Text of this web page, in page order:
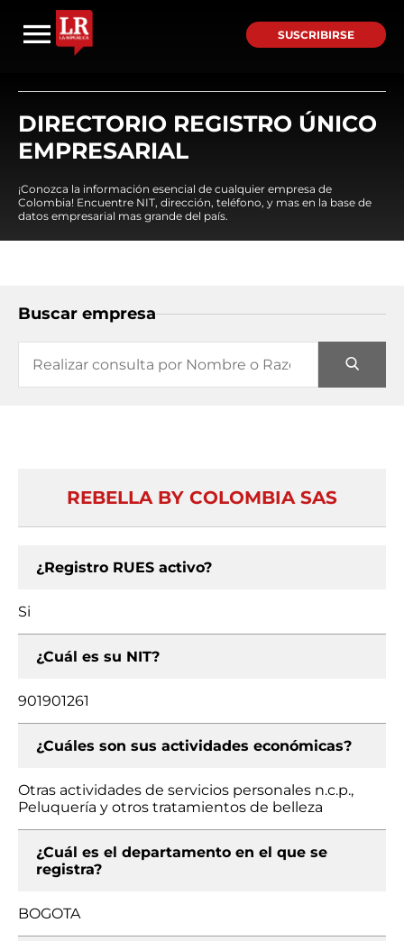
SUSCRIBIRSE
DIRECTORIO REGISTRO ÚNICO
EMPRESARIAL
¡Conozca la información esencial de cualquier empresa de
Colombia! Encuentre NIT, dirección, teléfono, y mas en la base de
datos empresarial mas grande del país.
Buscar empresa
REBELLA BY COLOMBIA SAS
¿Registro RUES activo?
Si
¿Cuál es su NIT?
901901261
¿Cuáles son sus actividades económicas?
Otras actividades de servicios personales n.c.p.,
Peluquería y otros tratamientos de belleza
¿Cuál es el departamento en el que se
registra?
BOGOTA